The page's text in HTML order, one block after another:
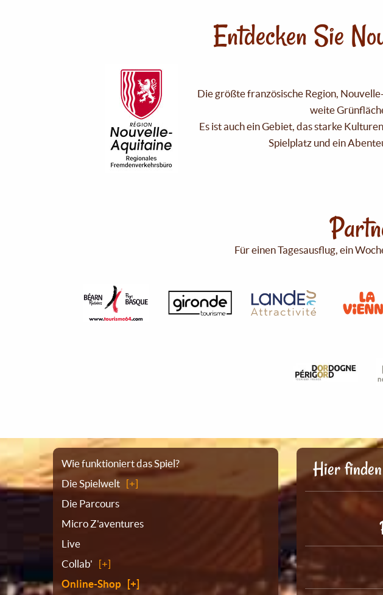
Entdecken Sie
Die größte französische Region,
weite
Es ist auch ein Gebiet, das starke
Spielplatz und ein
Für einen Tagesausflug, ein
Sitemap
Wie funktioniert das Spiel?
Die Spielwelt
Die Parcours
Micro Z'aventures
Live
Collab'
Online-Shop
Hier